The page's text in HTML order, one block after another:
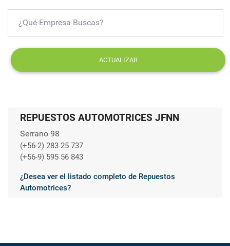
ACTUALIZAR
REPUESTOS AUTOMOTRICES JFNN
Serrano 98
(+56-2) 283 25 737
(+56-9) 595 56 843
¿Desea ver el listado completo de Repuestos
Automotrices?